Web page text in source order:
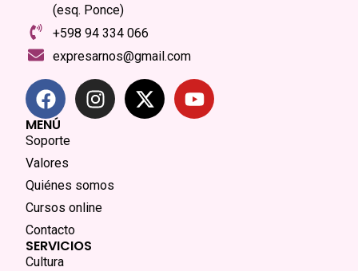
SERVICIOS
Cultura
MENÚ
Soporte
Valores
Quiénes somos
Cursos online
Contacto
(esq. Ponce)
+598 94 334 066
expresarnos@gmail.com